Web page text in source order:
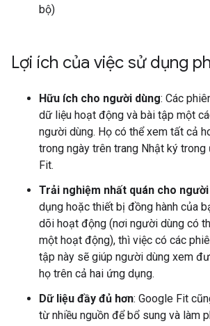
bộ)
Lợi ích của việc sử dụng
Hữu ích cho người dùng: Các
dữ liệu hoạt động và bài tập một
người dùng. Họ có thể xem tất cả
trong ngày trên trang Nhật ký
Fit.
Trải nghiệm nhất quán cho
dụng hoặc thiết bị đồng hành của
dõi hoạt động (nơi người dùng có
một hoạt động), thì việc có các
tập này sẽ giúp người dùng xem
họ trên cả hai ứng dụng.
Dữ liệu đầy đủ hơn: Google Fit
từ nhiều nguồn để bổ sung và làm